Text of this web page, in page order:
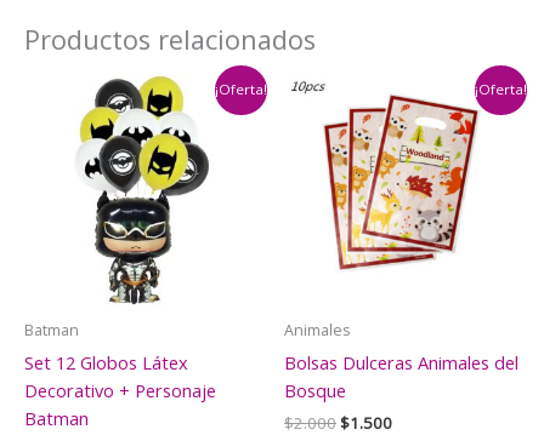
Productos relacionados
¡Oferta!
Batman
Set 12 Globos Látex
Decorativo + Personaje
Batman
¡Oferta!
Animales
Bolsas Dulceras Animales del
Bosque
$2.000El
$1.500El